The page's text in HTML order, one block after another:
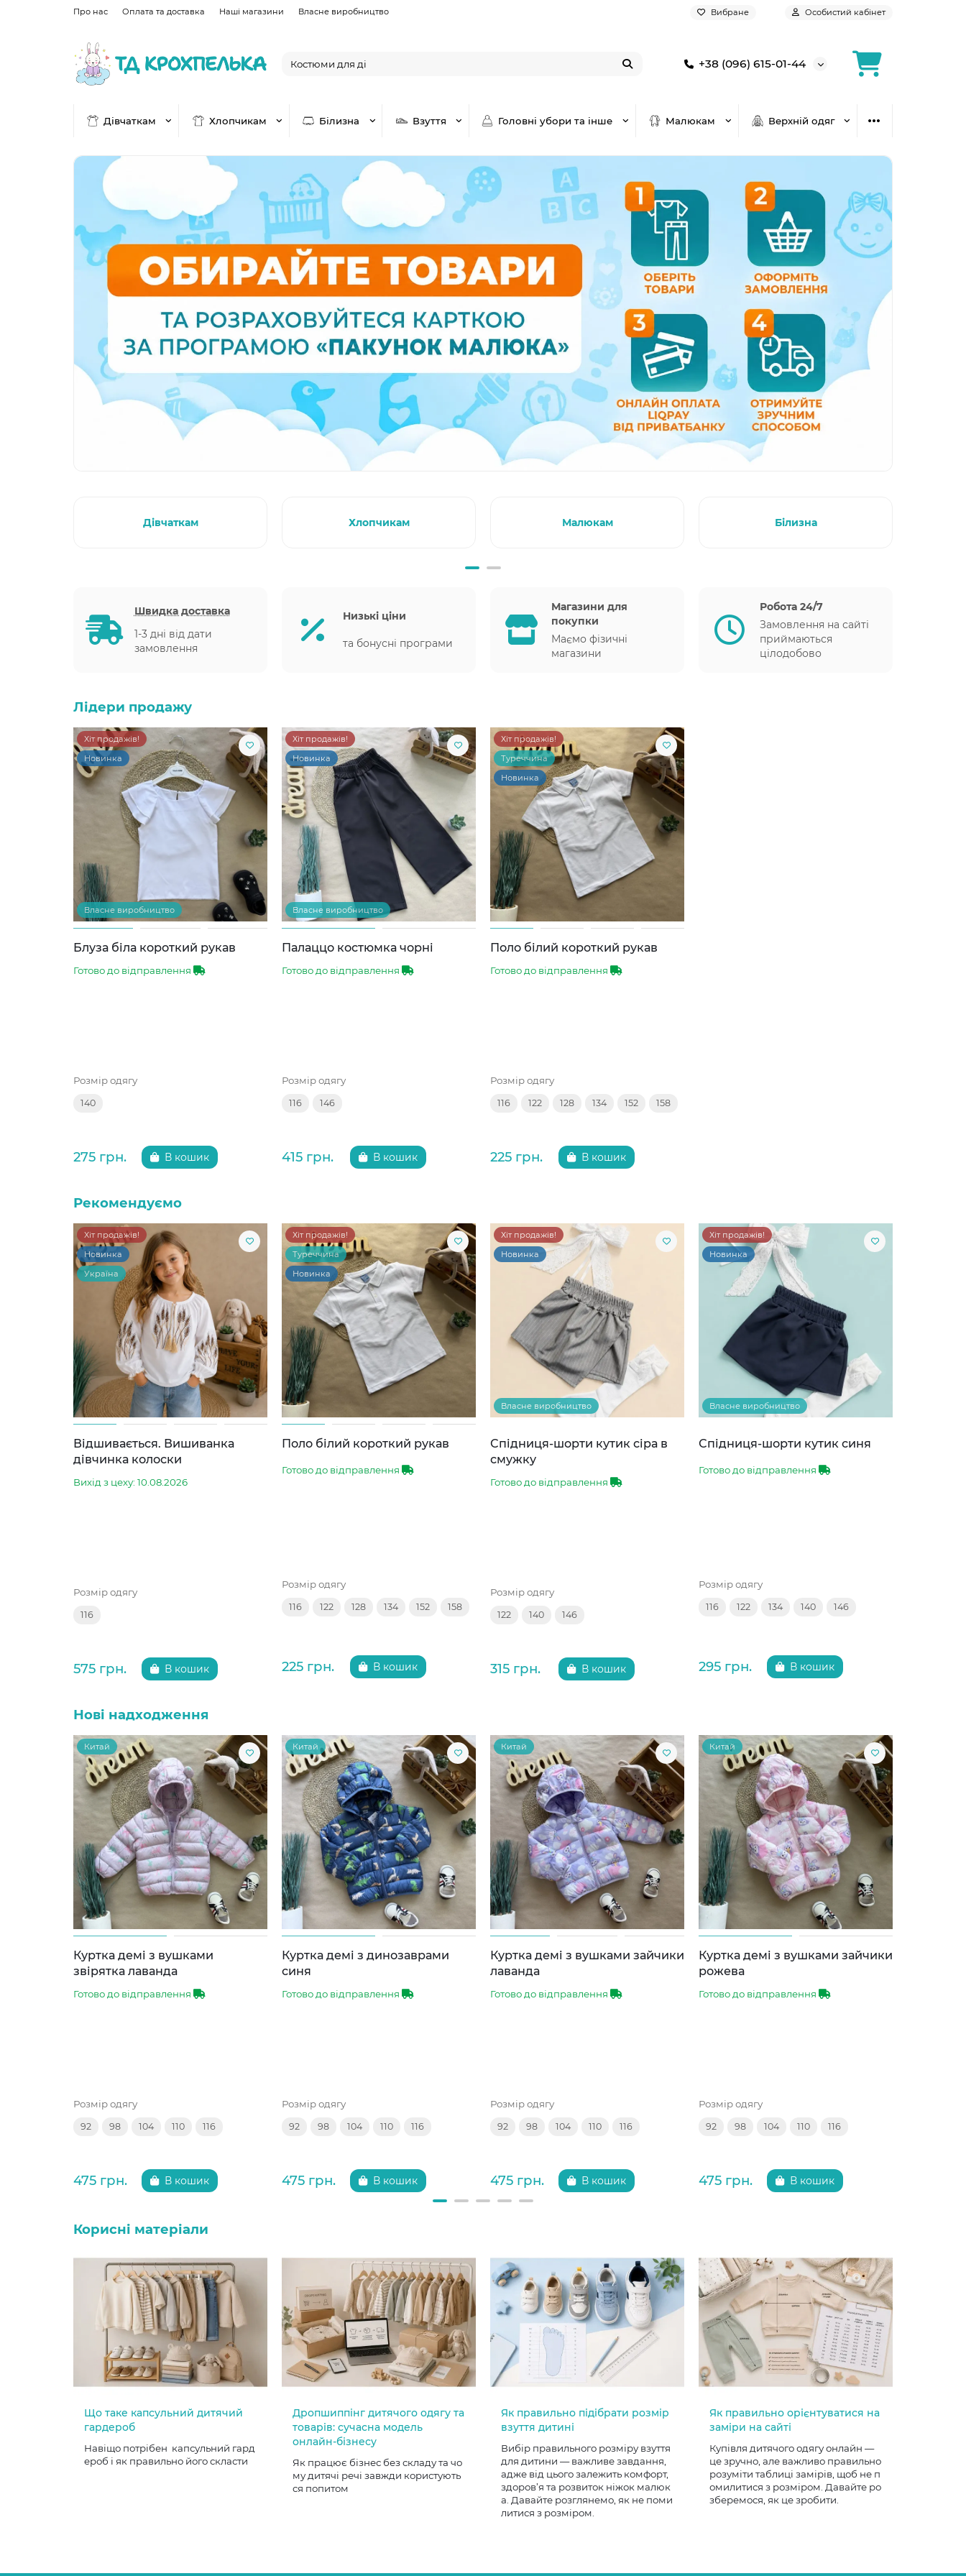
Про нас Оплата та доставка Наші магазини Власне виробництво Вибране Особистий кабінет
+38 (096) 615-01-44
Дівчаткам Хлопчикам Білизна Взуття Головні убори та інше Малюкам Верхній одяг
Дівчаткам Хлопчикам Малюкам Білизна
Швидка доставка
1-3 дні від дати
замовлення
Низькі ціни
та бонусні програми
Магазини для
покупки
Маємо фізичні
магазини
Робота 24/7
Замовлення на сайті
приймаються
цілодобово
Лідери продажу
Хіт продажів!
Новинка
Власне виробництво
Блуза біла короткий рукав
Готово до відправлення
Розмір одягу
140
275 грн. В кошик
Хіт продажів!
Новинка
Власне виробництво
Палаццо костюмка чорні
Готово до відправлення
Розмір одягу
116 146
415 грн. В кошик
Хіт продажів!
Туреччина
Новинка
Поло білий короткий рукав
Готово до відправлення
Розмір одягу
116 122 128 134 152 158
225 грн. В кошик
Рекомендуємо
Хіт продажів!
Новинка
Україна
Відшивається. Вишиванка
дівчинка колоски
Вихід з цеху: 10.08.2026
Розмір одягу
116
575 грн. В кошик
Хіт продажів!
Туреччина
Новинка
Поло білий короткий рукав
Готово до відправлення
Розмір одягу
116 122 128 134 152 158
225 грн. В кошик
Хіт продажів!
Новинка
Власне виробництво
Спідниця-шорти кутик сіра в
смужку
Готово до відправлення
Розмір одягу
122 140 146
315 грн. В кошик
Хіт продажів!
Новинка
Власне виробництво
Спідниця-шорти кутик синя
Готово до відправлення
Розмір одягу
116 122 134 140 146
295 грн. В кошик
Нові надходження
Китай
Куртка демі з вушками
звірятка лаванда
Готово до відправлення
Розмір одягу
92 98 104 110 116
475 грн. В кошик
Китай
Куртка демі з динозаврами
синя
Готово до відправлення
Розмір одягу
92 98 104 110 116
475 грн. В кошик
Китай
Куртка демі з вушками зайчики
лаванда
Готово до відправлення
Розмір одягу
92 98 104 110 116
475 грн. В кошик
Китай
Куртка демі з вушками зайчики
рожева
Готово до відправлення
Розмір одягу
92 98 104 110 116
475 грн. В кошик
Корисні матеріали
Що таке капсульний дитячий
гардероб
Навіщо потрібен капсульний гард
ероб і як правильно його скласти
Дропшиппінг дитячого одягу та
товарів: сучасна модель
онлайн-бізнесу
Як працює бізнес без складу та чо
му дитячі речі завжди користують
ся попитом
Як правильно підібрати розмір
взуття дитині
Вибір правильного розміру взуття
для дитини — важливе завдання,
адже від цього залежить комфорт,
здоров’я та розвиток ніжок малюк
а. Давайте розглянемо, як не поми
литися з розміром.
Як правильно орієнтуватися на
заміри на сайті
Купівля дитячого одягу онлайн —
це зручно, але важливо правильно
розуміти таблиці замірів, щоб не п
омилитися з розміром. Давайте ро
зберемося, як це зробити.